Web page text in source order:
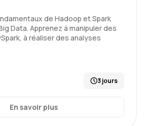
de Hadoop et Spark
Data. Apprenez à manipuler des
à réaliser des analyses
3 jours
En savoir plus